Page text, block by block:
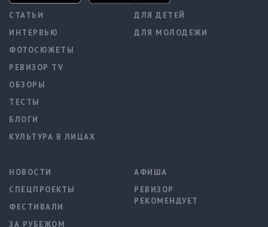
СТАТЬИ
ИНТЕРВЬЮ
ФОТОСЮЖЕТЫ
РЕВИЗОР TV
ОБЗОРЫ
ТЕСТЫ
БЛОГИ
КУЛЬТУРА В ЛИЦАХ
ДЛЯ ДЕТЕЙ
ДЛЯ МОЛОДЕЖИ
НОВОСТИ
СПЕЦПРОЕКТЫ
ФЕСТИВАЛИ
ЗА РУБЕЖОМ
АФИША
РЕВИЗОР
РЕКОМЕНДУЕТ